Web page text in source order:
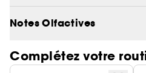
l'intemporalité du
Redécouvrez votre
Notes Olfactives
Complétez votre